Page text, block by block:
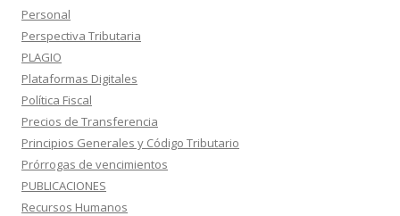
Personal
Perspectiva Tributaria
PLAGIO
Plataformas Digitales
Política Fiscal
Precios de Transferencia
Principios Generales y Código Tributario
Prórrogas de vencimientos
PUBLICACIONES
Recursos Humanos